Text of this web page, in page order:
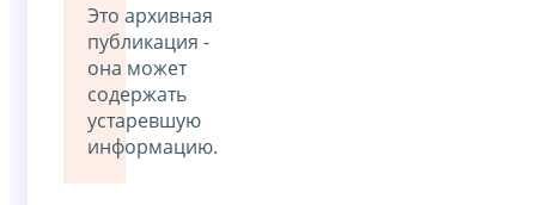
Это архивная
публикация -
она может
содержать
устаревшую
информацию.